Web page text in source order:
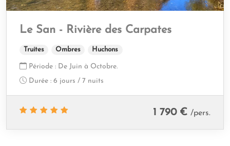
Le San - Rivière des Carpates
Truites Ombres Huchons
Période : De Juin à Octobre.
Durée : 6 jours / 7 nuits
1 790 € /pers.